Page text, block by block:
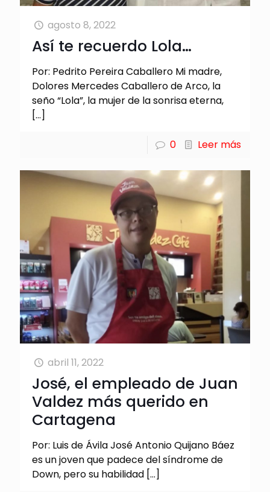
agosto 8, 2022
Así te recuerdo Lola…
Por: Pedrito Pereira Caballero Mi madre,
Dolores Mercedes Caballero de Arco, la
seño “Lola”, la mujer de la sonrisa eterna,
[…]
0 Leer más
abril 11, 2022
José, el empleado de Juan
Valdez más querido en
Cartagena
Por: Luis de Ávila José Antonio Quijano Báez
es un joven que padece del síndrome de
Down, pero su habilidad […]